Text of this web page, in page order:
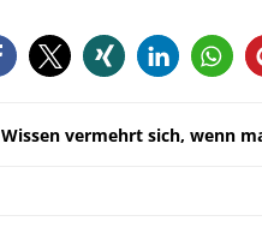
Wissen vermehrt sich, wenn